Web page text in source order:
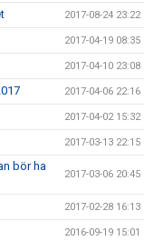
2017-08-24 23:22
2017-04-19 08:35
2017-04-10 23:08
2017-04-06 22:16
2017-04-02 15:32
2017-03-13 22:15
bör ha
2017-03-06 20:45
2017-02-28 16:13
2016-09-19 15:01